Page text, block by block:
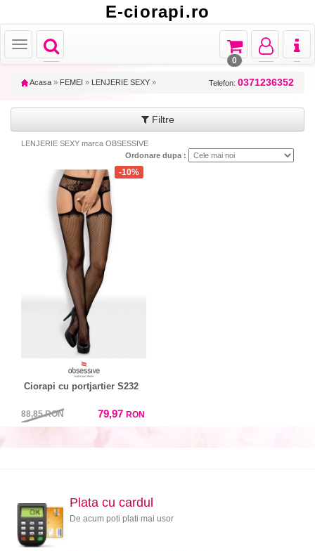
E-ciorapi.ro
Toggle
navigation
Toggle
Toggle
navigation
Toggle
navigation
Toggle
navigation
0
Acasa » FEMEI » LENJERIE SEXY » Telefon: 0371236352
Filtre
LENJERIE SEXY marca OBSESSIVE
Ordonare dupa :
-10%
Ciorapi cu portjartier S232
88,85RON 79,97 RON
Plata cu cardul
De acum poti plati mai usor